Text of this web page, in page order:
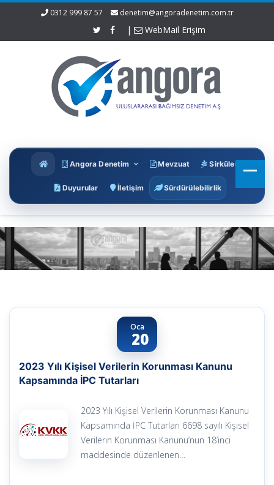
0312 999 87 57 denetim@angoradenetim.com.tr
| WebMail Erişim
Angora Denetim Mevzuat Sirküler
Duyurular İletişim Sürdürülebilirlik
Oca
20
2023 Yılı Kişisel Verilerin Korunması Kanunu
Kapsamında İPC Tutarları
2023 Yılı Kişisel Verilerin Korunması Kanunu
Kapsamında İPC Tutarları 6698 sayılı Kişisel
Verilerin Korunması Kanunu’nun 18’inci
maddesinde düzenlenen…